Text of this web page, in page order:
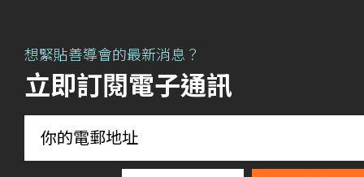
想緊貼善導會的最新消息？
立即訂閱電子通訊